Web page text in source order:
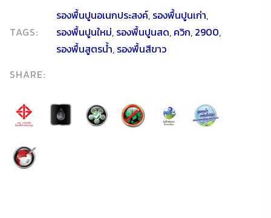
TAGS:
รองพื้นปูนอเนกประสงค์, รองพื้นปูนเก่า,
รองพื้นปูนใหม่, รองพื้นปูนสด, ควิก, 2900,
รองพื้นสูตรน้ำ, รองพื้นสีขาว
SHARE: